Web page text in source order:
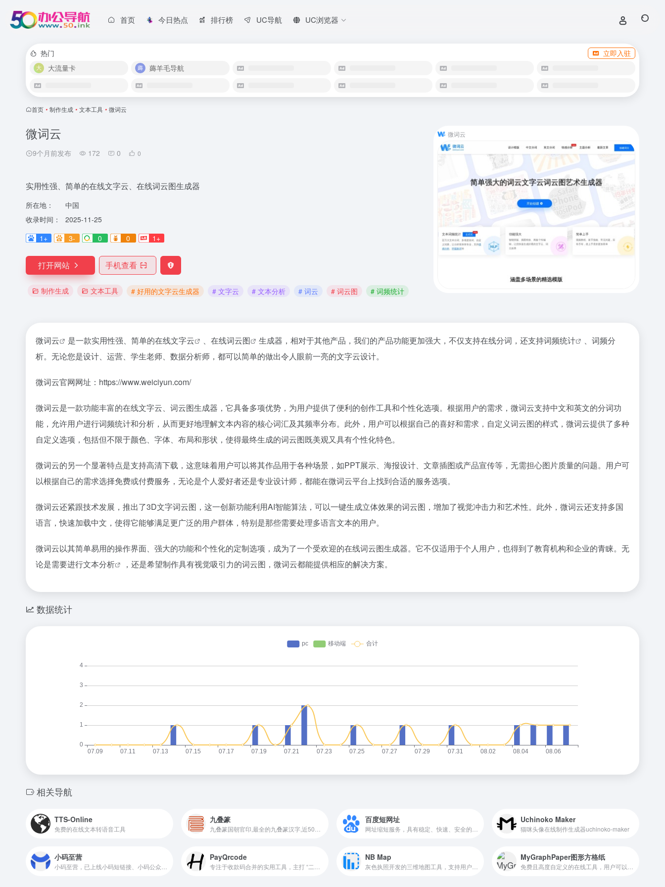
首页 今日热点 排行榜 UC导航 UC浏览器
热门
立即入驻
大流量卡
薅羊毛导航
首页 • 制作生成 • 文本工具 • 微词云
微词云
9个月前发布 172 0 0
实用性强、简单的在线文字云、在线词云图生成器
所在地：
中国
收录时间：
2025-11-25
1+
3- 0 0 1+
打开网站 手机查看
制作生成 文本工具 # 好用的文字云生成器 # 文字云 # 文本分析 # 词云 # 词云图 # 词频统计
微词云
微词云 是一款实用性强、简单的在线文字云 、在线词云图 生成器，相对于其他产品，我们的产品功能更加强大，不仅支持在线分词，还支持词频统计
、词频分
析。无论您是设计、运营、学生老师、数据分析师，都可以简单的做出令人眼前一亮的文字云设计。
微词云官网网址：https://www.weiciyun.com/
微词云是一款功能丰富的在线文字云、词云图生成器，它具备多项优势，为用户提供了便利的创作工具和个性化选项。根据用户的需求，微词云支持中文和英文的分词功
能，允许用户进行词频统计和分析，从而更好地理解文本内容的核心词汇及其频率分布。此外，用户可以根据自己的喜好和需求，自定义词云图的样式，微词云提供了多种
自定义选项，包括但不限于颜色、字体、布局和形状，使得最终生成的词云图既美观又具有个性化特色。
微词云的另一个显著特点是支持高清下载，这意味着用户可以将其作品用于各种场景，如PPT展示、海报设计、文章插图或产品宣传等，无需担心图片质量的问题。用户可
以根据自己的需求选择免费或付费服务，无论是个人爱好者还是专业设计师，都能在微词云平台上找到合适的服务选项。
微词云还紧跟技术发展，推出了3D文字词云图，这一创新功能利用AI智能算法，可以一键生成立体效果的词云图，增加了视觉冲击力和艺术性。此外，微词云还支持多国
语言，快速加载中文，使得它能够满足更广泛的用户群体，特别是那些需要处理多语言文本的用户。
微词云以其简单易用的操作界面、强大的功能和个性化的定制选项，成为了一个受欢迎的在线词云图生成器。它不仅适用于个人用户，也得到了教育机构和企业的青睐。无
论是需要进行文本分析 ，还是希望制作具有视觉吸引力的词云图，微词云都能提供相应的解决方案。
数据统计
相关导航
TTS-Online
免费的在线文本转语音工具
九叠篆 百度短网址 Uchinoko Maker
猫咪头像在线制作生成器uchinoko-maker
小码至营 PayQrcode NB Map MyGraphPaper图形方格纸